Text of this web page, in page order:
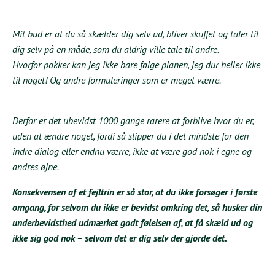
Mit bud er at du så skælder dig selv ud, bliver skuffet og taler til
dig selv på en måde, som du aldrig ville tale til andre.
Hvorfor pokker kan jeg ikke bare følge planen, jeg dur heller ikke
til noget! Og andre formuleringer som er meget værre.
Derfor er det ubevidst 1000 gange rarere at forblive hvor du er,
uden at ændre noget, fordi så slipper du i det mindste for den
indre dialog eller endnu værre, ikke at være god nok i egne og
andres øjne.
Konsekvensen af et fejltrin er så stor, at du ikke forsøger i første
omgang, for selvom du ikke er bevidst omkring det, så husker din
underbevidsthed udmærket godt følelsen af, at få skæld ud og
ikke sig god nok – selvom det er dig selv der gjorde det.